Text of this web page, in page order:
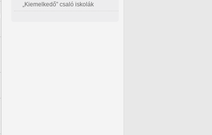
„Kiemelkedő” csaló iskolák